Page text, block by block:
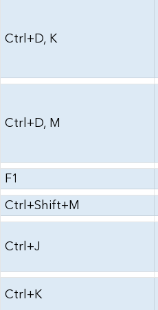
Ctrl+D, K
Ctrl+D, M
F1
Ctrl+Shift+M
Ctrl+J
Ctrl+K